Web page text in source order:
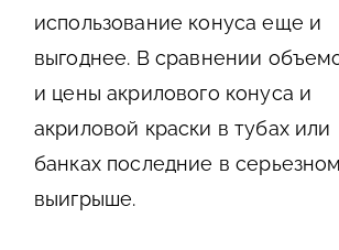
использование конуса еще и
выгоднее. В сравнении
и цены акрилового конуса и
акриловой краски в тубах или
банках последние в серьезном
выигрыше.